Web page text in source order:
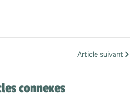
Article suivant
connexes